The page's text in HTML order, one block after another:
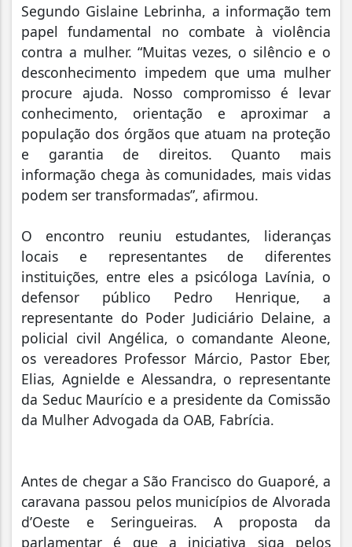
Segundo Gislaine Lebrinha, a informação tem
papel fundamental no combate à violência
contra a mulher. “Muitas vezes, o silêncio e o
desconhecimento impedem que uma mulher
procure ajuda. Nosso compromisso é levar
conhecimento, orientação e aproximar a
população dos órgãos que atuam na proteção
e garantia de direitos. Quanto mais
informação chega às comunidades, mais vidas
podem ser transformadas”, afirmou.
O encontro reuniu estudantes, lideranças
locais e representantes de diferentes
instituições, entre eles a psicóloga Lavínia, o
defensor público Pedro Henrique, a
representante do Poder Judiciário Delaine, a
policial civil Angélica, o comandante Aleone,
os vereadores Professor Márcio, Pastor Eber,
Elias, Agnielde e Alessandra, o representante
da Seduc Maurício e a presidente da Comissão
da Mulher Advogada da OAB, Fabrícia.
Antes de chegar a São Francisco do Guaporé, a
caravana passou pelos municípios de Alvorada
d’Oeste e Seringueiras. A proposta da
parlamentar é que a iniciativa siga pelos